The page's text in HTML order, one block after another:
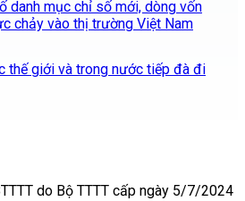
danh mục chỉ số mới, dòng vốn
chảy vào thị trường Việt Nam
thế giới và trong nước tiếp đà đi
do Bộ TTTT cấp ngày 5/7/2024